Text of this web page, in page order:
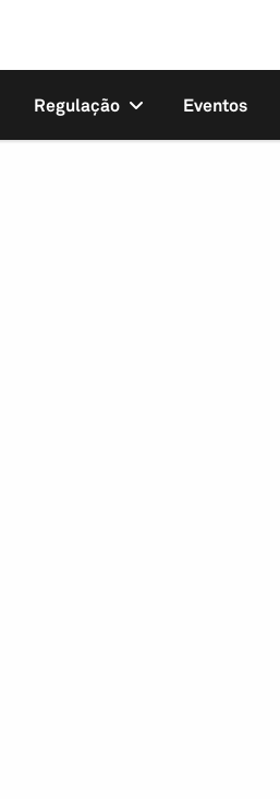
Regulação Eventos